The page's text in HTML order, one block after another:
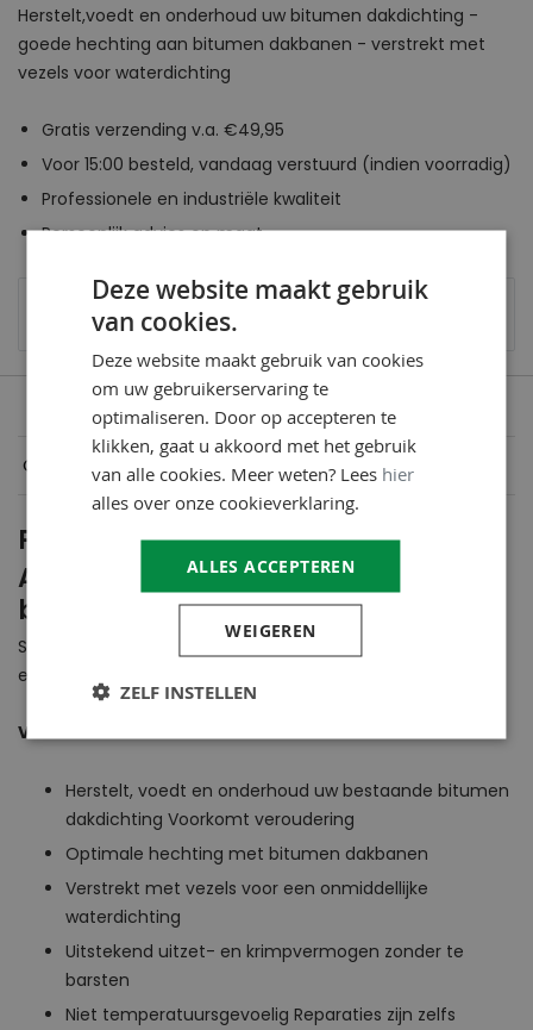
Herstelt,voedt en onderhoud uw bitumen dakdichting -
goede hechting aan bitumen dakbanen - verstrekt met
vezels voor waterdichting
Gratis verzending v.a. €49,95
Voor 15:00 besteld, vandaag verstuurd (indien voorradig)
Professionele en industriële kwaliteit
Persoonlijk advies op maat
Verzendkosten€6,95- gratis verzending vanaf
€49,95 (meer informatie
Omschrijving
Productomschrijving
Aquaplan Dakcoating | Soepele
bitumineuze renovatiecoating
Soepele bitumineuze renovatiecoating voor bescherming
en waterdichting van bitumineuze daken en goten.
Voordelen
Herstelt, voedt en onderhoud uw bestaande bitumen
dakdichting Voorkomt veroudering
Optimale hechting met bitumen dakbanen
Verstrekt met vezels voor een onmiddellijke
waterdichting
Uitstekend uitzet- en krimpvermogen zonder te
barsten
Niet temperatuursgevoelig Reparaties zijn zelfs
Deze website maakt gebruik
van cookies.
Deze website maakt gebruik van cookies
om uw gebruikerservaring te
optimaliseren. Door op accepteren te
klikken, gaat u akkoord met het gebruik
van alle cookies. Meer weten? Lees hier
alles over onze cookieverklaring.
ALLES ACCEPTEREN
WEIGEREN
ZELF INSTELLEN